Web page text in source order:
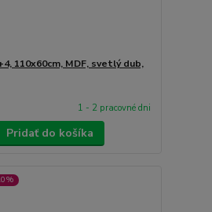
110x60cm, MDF, svetlý dub,
1 - 2 pracovné dni
Pridať do košíka